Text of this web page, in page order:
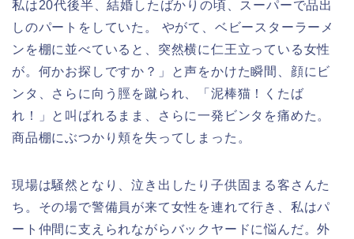
私は20代後半、結婚したばかりの頃、スーパーで品出
しのパートをしていた。 やがて、ベビースターラーメ
ンを棚に並べていると、突然横に仁王立っている女性
が。何かお探しですか？」と声をかけた瞬間、顔にビ
ンタ、さらに向う脛を蹴られ、「泥棒猫！くたば
れ！」と叫ばれるまま、さらに一発ビンタを痛めた。
商品棚にぶつかり頬を失ってしまった。
現場は騒然となり、泣き出したり子供固まる客さんた
ち。その場で警備員が来て女性を連れて行き、私はパ
ート仲間に支えられながらバックヤードに悩んだ。外